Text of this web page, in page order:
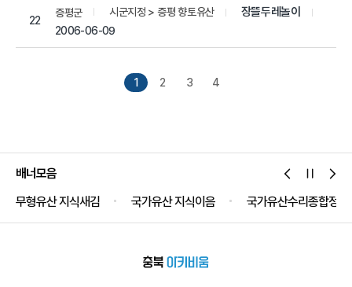
22
증평군 시군지정 > 증평 향토유산 장뜰두레놀이
2006-06-09
1 2 3 4
배너모음
무형유산 지식새김
국가유산 지식이음 국가유산수리종합정보